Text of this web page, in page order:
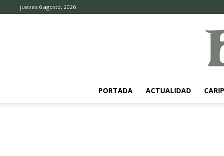
jueves 6 agosto, 2026
PORTADA ACTUALIDAD